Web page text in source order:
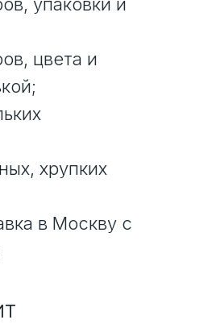
цвета и
хрупких
в Москву с